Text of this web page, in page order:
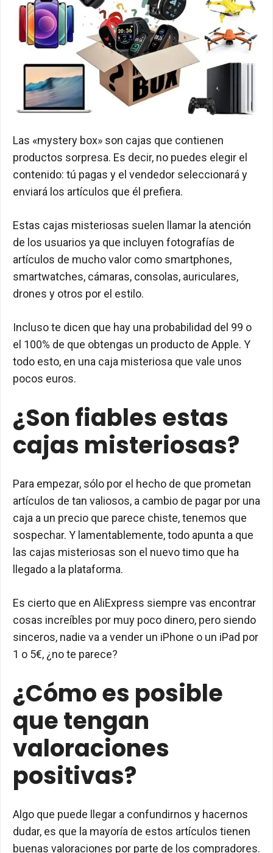
Las «mystery box» son cajas que contienen
productos sorpresa. Es decir, no puedes elegir el
contenido: tú pagas y el vendedor seleccionará y
enviará los artículos que él prefiera.
Estas cajas misteriosas suelen llamar la atención
de los usuarios ya que incluyen fotografías de
artículos de mucho valor como smartphones,
smartwatches, cámaras, consolas, auriculares,
drones y otros por el estilo.
Incluso te dicen que hay una probabilidad del 99 o
el 100% de que obtengas un producto de Apple. Y
todo esto, en una caja misteriosa que vale unos
pocos euros.
¿Son fiables estas
cajas misteriosas?
Para empezar, sólo por el hecho de que prometan
artículos de tan valiosos, a cambio de pagar por una
caja a un precio que parece chiste, tenemos que
sospechar. Y lamentablemente, todo apunta a que
las cajas misteriosas son el nuevo timo que ha
llegado a la plataforma.
Es cierto que en AliExpress siempre vas encontrar
cosas increíbles por muy poco dinero, pero siendo
sinceros, nadie va a vender un iPhone o un iPad por
1 o 5€, ¿no te parece?
¿Cómo es posible
que tengan
valoraciones
positivas?
Algo que puede llegar a confundirnos y hacernos
dudar, es que la mayoría de estos artículos tienen
buenas valoraciones por parte de los compradores.